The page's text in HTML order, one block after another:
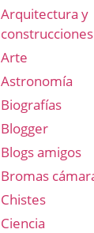
Arquitectura y
construcciones
Arte
Astronomía
Biografías
Blogger
Blogs amigos
Bromas
Chistes
Ciencia